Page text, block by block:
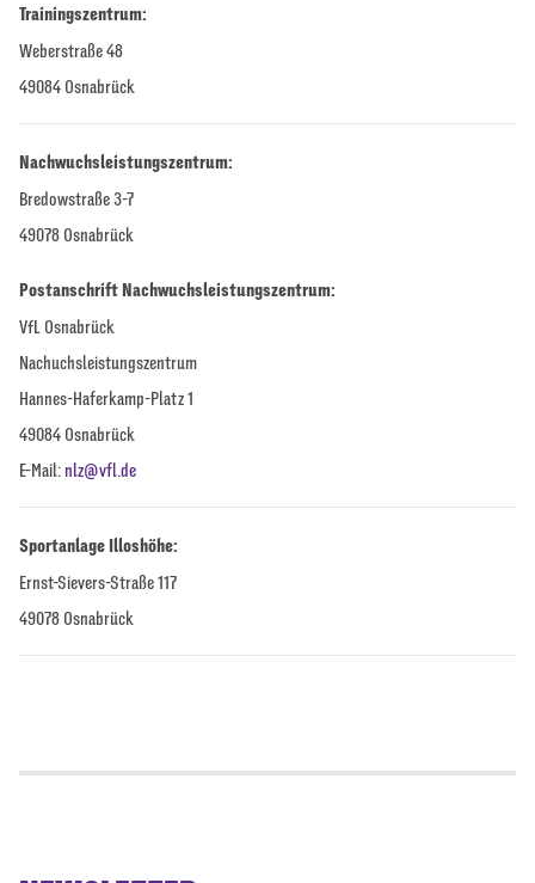
Trainingszentrum:
Weberstraße 48
49084 Osnabrück
Nachwuchsleistungszentrum:
Bredowstraße 3-7
49078 Osnabrück
Postanschrift Nachwuchsleistungszentrum:
VfL Osnabrück
Nachuchsleistungszentrum
Hannes-Haferkamp-Platz 1
49084 Osnabrück
E-Mail: nlz@vfl.de
Sportanlage Illoshöhe:
Ernst-Sievers-Straße 117
49078 Osnabrück